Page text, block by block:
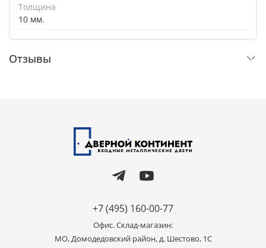
Толщина
10 мм.
Отзывы
+7 (495) 160-00-77
Офис. Склад-магазин:
МО, Домодедовский район, д. Шестово, 1C